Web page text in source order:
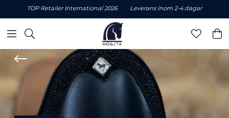
TOP Retailer International 2026 Leverans inom 2-4 dagar